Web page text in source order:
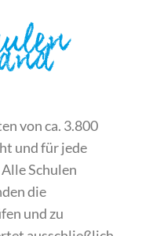
von ca. 3.800
und für jede
Schulen
die
und zu